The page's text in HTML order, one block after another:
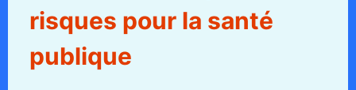
risques pour la santé
publique